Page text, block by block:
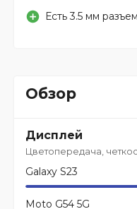
Есть 3.5 мм
Обзор
Дисплей
Цветопередача,
Galaxy S23
Moto G54 5G